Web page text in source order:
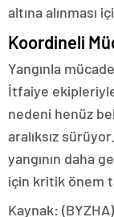
altına alınması
Koordineli
Yangınla
İtfaiye
nedeni henüz
aralıksız
yangının daha
için kritik önem
Kaynak: